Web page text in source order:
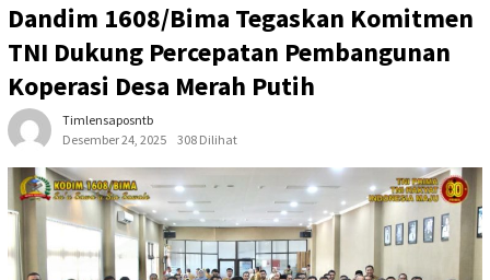
Dandim 1608/Bima Tegaskan Komitmen
TNI Dukung Percepatan Pembangunan
Koperasi Desa Merah Putih
Timlensaposntb
Desember 24, 2025
308 Dilihat